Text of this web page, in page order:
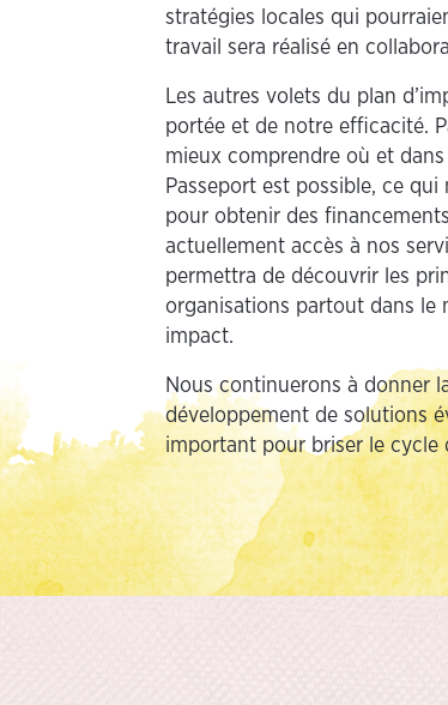
stratégies locales qui
travail sera réalisé en
Les autres volets du plan
portée et de notre efficacité.
mieux comprendre où et
Passeport est possible, ce
pour obtenir des
actuellement accès à nos
permettra de découvrir les
organisations partout dans le
impact.
Nous continuerons à donner
développement de solutions
important pour briser le cycle